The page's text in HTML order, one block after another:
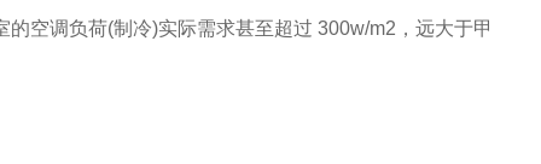
的空调负荷(制冷)实际需求甚至超过 300w/m2 ，远大于甲